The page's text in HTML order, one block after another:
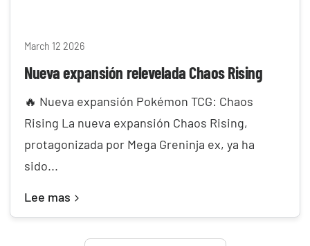
March 12 2026
Nueva expansión relevelada Chaos Rising
🔥 Nueva expansión Pokémon TCG: Chaos
Rising La nueva expansión Chaos Rising,
protagonizada por Mega Greninja ex, ya ha
sido...
Lee mas